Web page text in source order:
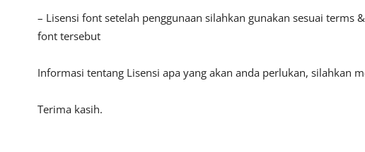
– Lisensi font setelah penggunaan silahkan gunakan sesuai
font tersebut
Informasi tentang Lisensi apa yang akan anda perlukan, silahkan
Terima kasih.